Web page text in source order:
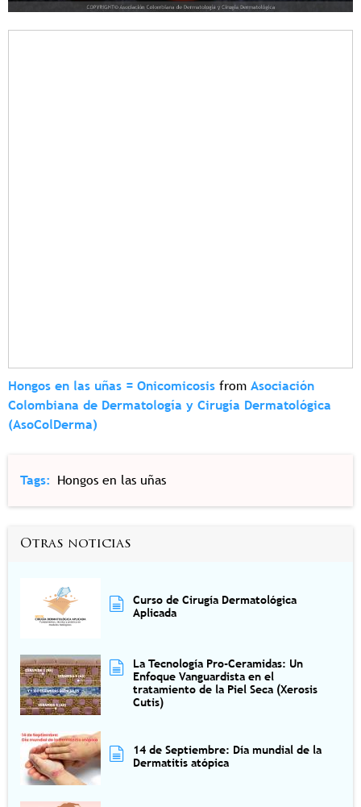
Hongos en las uñas = Onicomicosis from Asociación
Colombiana de Dermatología y Cirugía Dermatológica
(AsoColDerma)
Tags Hongos en las uñas
Otras noticias
Curso de Cirugía Dermatológica
Aplicada
La Tecnología Pro-Ceramidas: Un
Enfoque Vanguardista en el
tratamiento de la Piel Seca (Xerosis
Cutis)
14 de Septiembre: Día mundial de la
Dermatitis atópica